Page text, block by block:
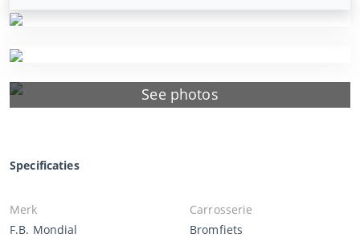
See photos
Specificaties
Merk
F.B. Mondial
Carrosserie
Bromfiets